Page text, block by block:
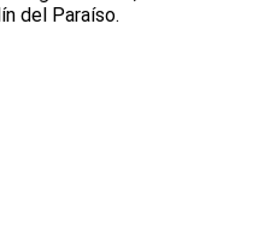
del Paraíso.